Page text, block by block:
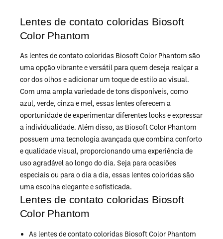
Lentes de contato coloridas Biosoft
Color Phantom
As lentes de contato coloridas Biosoft Color Phantom são
uma opção vibrante e versátil para quem deseja realçar a
cor dos olhos e adicionar um toque de estilo ao visual.
Com uma ampla variedade de tons disponíveis, como
azul, verde, cinza e mel, essas lentes oferecem a
oportunidade de experimentar diferentes looks e expressar
a individualidade. Além disso, as Biosoft Color Phantom
possuem uma tecnologia avançada que combina conforto
e qualidade visual, proporcionando uma experiência de
uso agradável ao longo do dia. Seja para ocasiões
especiais ou para o dia a dia, essas lentes coloridas são
uma escolha elegante e sofisticada.
Lentes de contato coloridas Biosoft
Color Phantom
As lentes de contato coloridas Biosoft Color Phantom